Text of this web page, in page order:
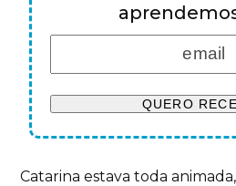
Catarina estava toda